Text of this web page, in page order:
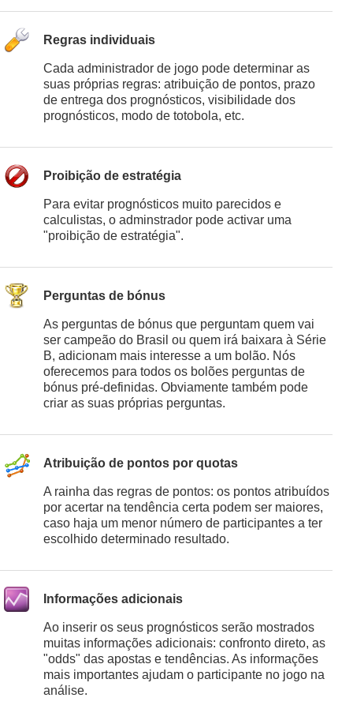
Regras individuais
Cada administrador de jogo pode determinar as
suas próprias regras: atribuição de pontos, prazo
de entrega dos prognósticos, visibilidade dos
prognósticos, modo de totobola, etc.
Proibição de estratégia
Para evitar prognósticos muito parecidos e
calculistas, o adminstrador pode activar uma
"proibição de estratégia".
Perguntas de bónus
As perguntas de bónus que perguntam quem vai
ser campeão do Brasil ou quem irá baixara à Série
B, adicionam mais interesse a um bolão. Nós
oferecemos para todos os bolões perguntas de
bónus pré-definidas. Obviamente também pode
criar as suas próprias perguntas.
Atribuição de pontos por quotas
A rainha das regras de pontos: os pontos atribuídos
por acertar na tendência certa podem ser maiores,
caso haja um menor número de participantes a ter
escolhido determinado resultado.
Informações adicionais
Ao inserir os seus prognósticos serão mostrados
muitas informações adicionais: confronto direto, as
"odds" das apostas e tendências. As informações
mais importantes ajudam o participante no jogo na
análise.